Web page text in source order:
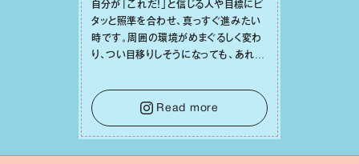
⾃分が「これだ！」と信じる⼈や⽬標にピ
タッと照準を合わせ、真っすぐ進みたい
時です。周囲の環境がめまぐるしく変わ
り、つい⽬移りしそうになっても、あれこ
をそっと⼿放し、⽬の前のことに集中しま
しょう。そのブレない決意が、あなたにと
って有意義で安定した成果を引き寄せま
す。
Read more